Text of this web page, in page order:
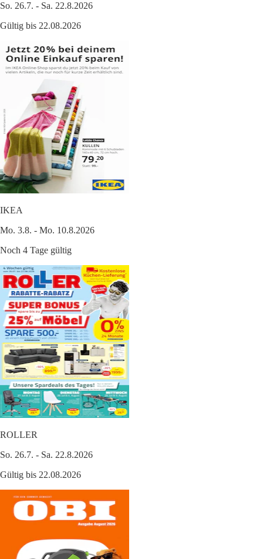
So. 26.7. - Sa. 22.8.2026
Gültig bis 22.08.2026
IKEA
Mo. 3.8. - Mo. 10.8.2026
Noch 4 Tage gültig
ROLLER
So. 26.7. - Sa. 22.8.2026
Gültig bis 22.08.2026